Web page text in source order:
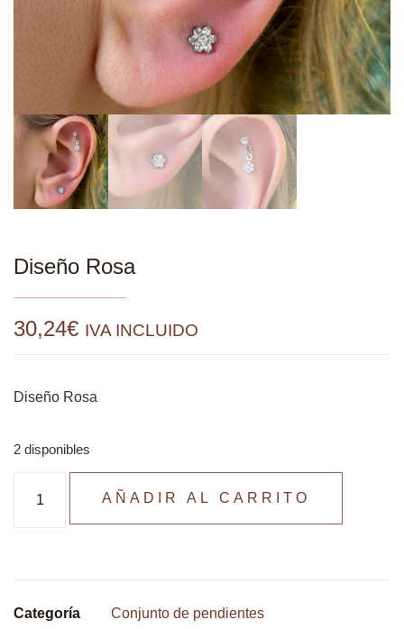
Diseño Rosa
30,24€ IVA INCLUIDO
Diseño Rosa
2 disponibles
AÑADIR AL CARRITO
Categoría Conjunto de pendientes